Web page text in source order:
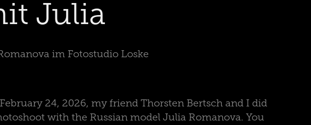
Julia
im Fotostudio Loske
24, 2026, my friend Thorsten Bertsch and I did
with the Russian model Julia Romanova. You